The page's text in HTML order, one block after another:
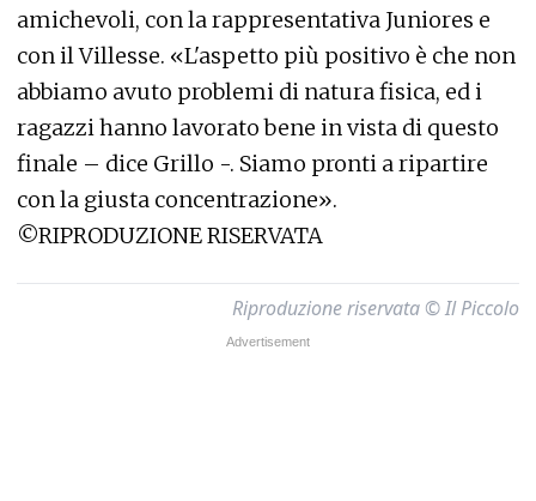
amichevoli, con la rappresentativa Juniores e
con il Villesse. «L'aspetto più positivo è che non
abbiamo avuto problemi di natura fisica, ed i
ragazzi hanno lavorato bene in vista di questo
finale – dice Grillo -. Siamo pronti a ripartire
con la giusta concentrazione».
©RIPRODUZIONE RISERVATA
Riproduzione riservata © Il Piccolo